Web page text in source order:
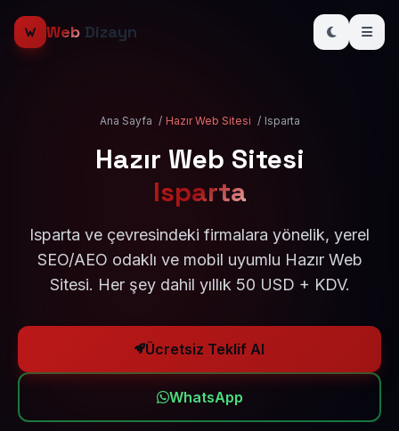
Web Dizayn
Ana Sayfa / Hazır Web Sitesi / Isparta
Hazır Web Sitesi
Isparta
Isparta ve çevresindeki firmalara yönelik, yerel
SEO/AEO odaklı ve mobil uyumlu Hazır Web
Sitesi. Her şey dahil yıllık 50 USD + KDV.
Ücretsiz Teklif Al
WhatsApp